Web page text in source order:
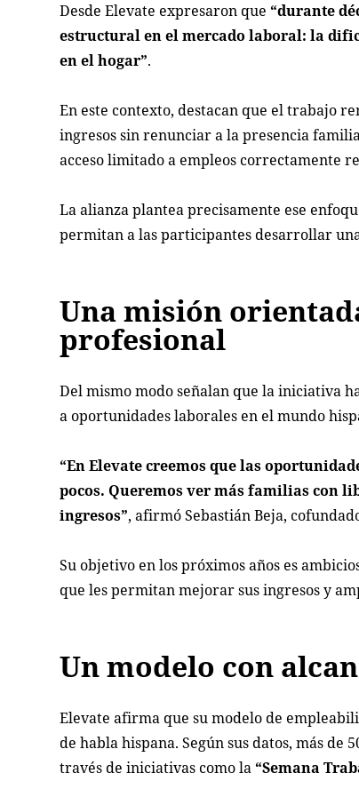
Desde Elevate expresaron que “durante
estructural en el mercado laboral: la
en el hogar”.
En este contexto, destacan que el trabajo
ingresos sin renunciar a la presencia
acceso limitado a empleos correctamente
La alianza plantea precisamente ese
permitan a las participantes desarrollar
Una misión
profesional
Del mismo modo señalan que la iniciativa
a oportunidades laborales en el mundo
“En Elevate creemos que las
pocos. Queremos ver más familias con
ingresos”, afirmó Sebastián Beja,
Su objetivo en los próximos años es
que les permitan mejorar sus ingresos y
Un modelo con
Elevate afirma que su modelo de
de habla hispana. Según sus datos, más de
través de iniciativas como la “Semana